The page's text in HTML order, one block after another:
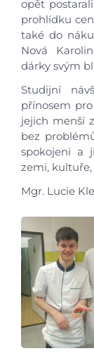
opět
prohlídku
také do
Nová
dárky svým
Studijní
přínosem
jejich menší
bez
spokojeni a
zemi,
Mgr. Lucie